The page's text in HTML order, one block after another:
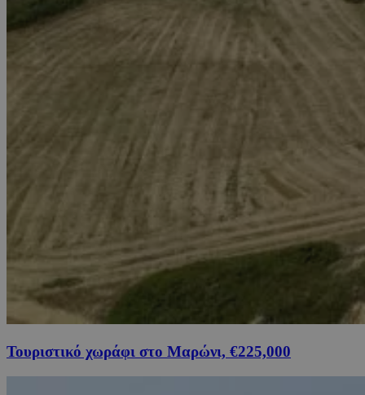
Τουριστικό χωράφι στο Μαρώνι, €225,000